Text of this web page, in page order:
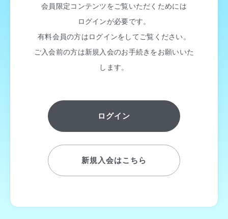
会員限定コンテンツをご覧いただくためには
ログインが必要です。
有料会員の方はログインをしてご覧ください。
ご入会前の方は新規入会のお手続きをお願いいた
します。
ログイン
新規入会はこちら